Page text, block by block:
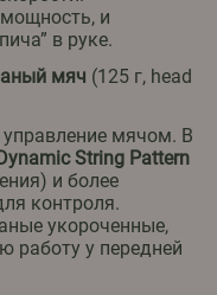
и
в руке.
мяч (125 г, head
мячом. В
String Pattern
и более
контроля.
укороченные,
работу у передней